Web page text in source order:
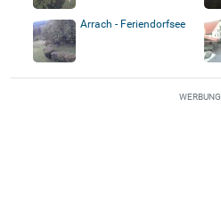
Arrach - Feriendorfsee
WERBUNG